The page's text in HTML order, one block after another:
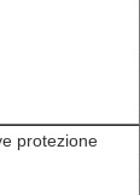
protezione